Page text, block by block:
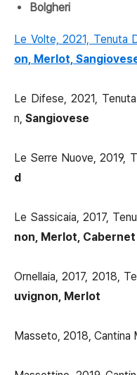
Bolgheri
Le Volte, 2021, Tenuta
on, Merlot,
Le Difese, 2021,
n, Sangiovese
Le Serre Nuove, 2019,
d
Le Sassicaia, 2017,
non, Merlot,
Ornellaia, 2017, 2018,
uvignon, Merlot
Masseto, 2018, Cantina